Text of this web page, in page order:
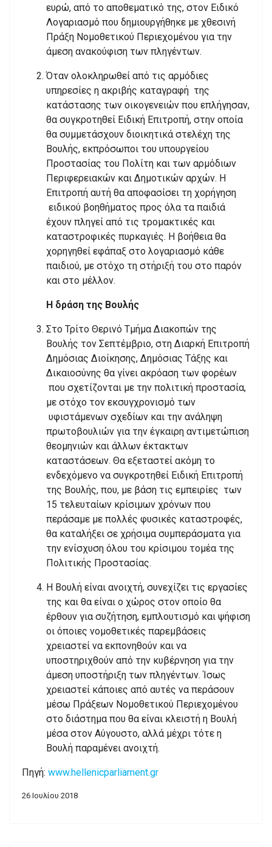
ευρώ, από το αποθεματικό της, στον Ειδικό
Λογαριασμό που δημιουργήθηκε με χθεσινή
Πράξη Νομοθετικού Περιεχομένου για την
άμεση ανακούφιση των πληγέντων.
Όταν ολοκληρωθεί από τις αρμόδιες
υπηρεσίες η ακριβής καταγραφή της
κατάστασης των οικογενειών που επλήγησαν,
θα συγκροτηθεί Ειδική Επιτροπή, στην οποία
θα συμμετάσχουν διοικητικά στελέχη της
Βουλής, εκπρόσωποι του υπουργείου
Προστασίας του Πολίτη και των αρμόδιων
Περιφερειακών και Δημοτικών αρχών. Η
Επιτροπή αυτή θα αποφασίσει τη χορήγηση
ειδικού βοηθήματος προς όλα τα παιδιά
έχουν πληγεί από τις τρομακτικές και
καταστροφικές πυρκαγιές. Η βοήθεια θα
χορηγηθεί εφάπαξ στο λογαριασμό κάθε
παιδιού, με στόχο τη στήριξή του στο παρόν
και στο μέλλον.
Η δράση της Βουλής
Στο Τρίτο Θερινό Τμήμα Διακοπών της
Βουλής τον Σεπτέμβριο, στη Διαρκή Επιτροπή
Δημόσιας Διοίκησης, Δημόσιας Τάξης και
Δικαιοσύνης θα γίνει ακρόαση των φορέων
που σχετίζονται με την πολιτική προστασία,
με στόχο τον εκσυγχρονισμό των
υφιστάμενων σχεδίων και την ανάληψη
πρωτοβουλιών για την έγκαιρη αντιμετώπιση
θεομηνιών και άλλων έκτακτων
καταστάσεων. Θα εξεταστεί ακόμη το
ενδεχόμενο να συγκροτηθεί Ειδική Επιτροπή
της Βουλής, που, με βάση τις εμπειρίες των
15 τελευταίων κρίσιμων χρόνων που
περάσαμε με πολλές φυσικές καταστροφές,
θα καταλήξει σε χρήσιμα συμπεράσματα για
την ενίσχυση όλου του κρίσιμου τομέα της
Πολιτικής Προστασίας.
Η Βουλή είναι ανοιχτή, συνεχίζει τις εργασίες
της και θα είναι ο χώρος στον οποίο θα
έρθουν για συζήτηση, εμπλουτισμό και ψήφιση
οι όποιες νομοθετικές παρεμβάσεις
χρειαστεί να εκπονηθούν και να
υποστηριχθούν από την κυβέρνηση για την
άμεση υποστήριξη των πληγέντων. Ίσως
χρειαστεί κάποιες από αυτές να περάσουν
μέσω Πράξεων Νομοθετικού Περιεχομένου
στο διάστημα που θα είναι κλειστή η Βουλή
μέσα στον Αύγουστο, αλλά μέχρι τότε η
Βουλή παραμένει ανοιχτή.
Πηγή: www.hellenicparliament.gr
26 Ιουλίου 2018